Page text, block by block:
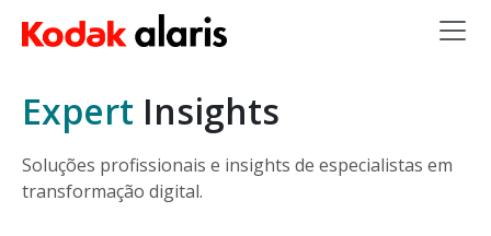
Skip to main content
Expert Insights
Soluções profissionais e insights de especialistas em
transformação digital.